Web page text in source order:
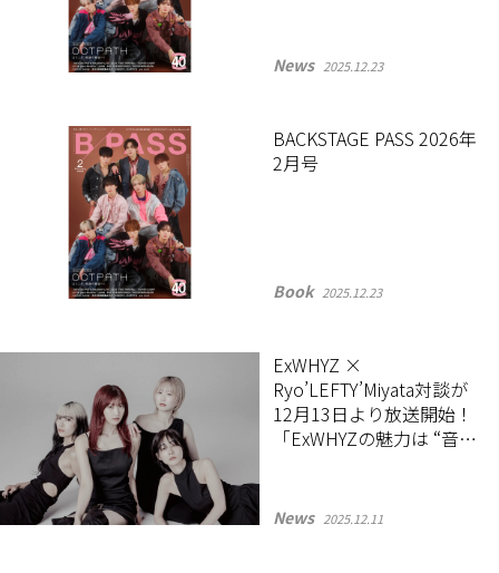
News 2025.12.23
BACKSTAGE PASS 2026年
2月号
Book 2025.12.23
ExWHYZ ×
Ryo’LEFTY’Miyata対談が
12月13日より放送開始！
「ExWHYZの魅力は “音楽
News 2025.12.11